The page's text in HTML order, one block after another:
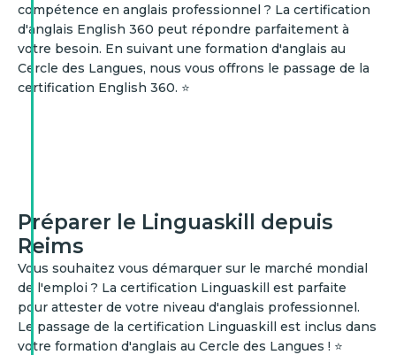
compétence en anglais professionnel ? La certification
d'anglais English 360 peut répondre parfaitement à
votre besoin. En suivant une formation d'anglais au
Cercle des Langues, nous vous offrons le passage de la
certification English 360. ⭐
Préparer le Linguaskill depuis
Reims
Vous souhaitez vous démarquer sur le marché mondial
de l'emploi ? La certification Linguaskill est parfaite
pour attester de votre niveau d'anglais professionnel.
Le passage de la certification Linguaskill est inclus dans
votre formation d'anglais au Cercle des Langues ! ⭐